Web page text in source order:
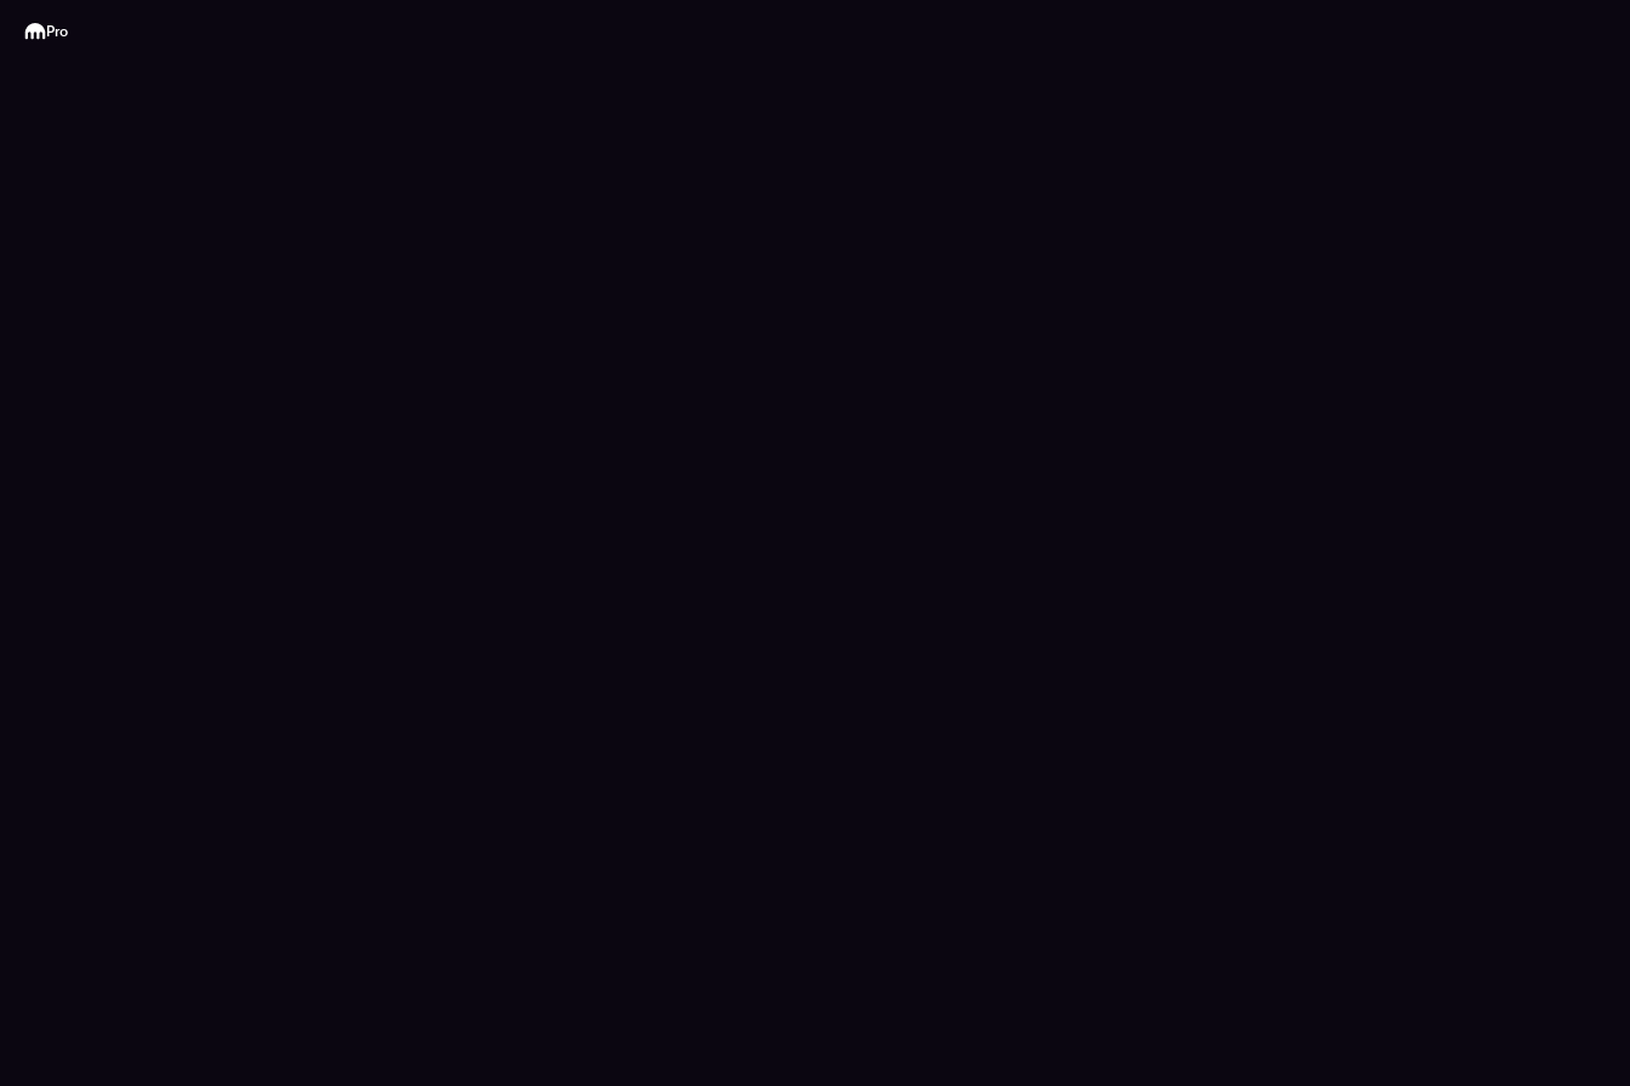
Kraken
Pro